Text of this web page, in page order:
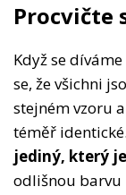
Procvičte
Když se
se, že všichni
stejném vzoru
téměř identické.
jediný, který
odlišnou barvu